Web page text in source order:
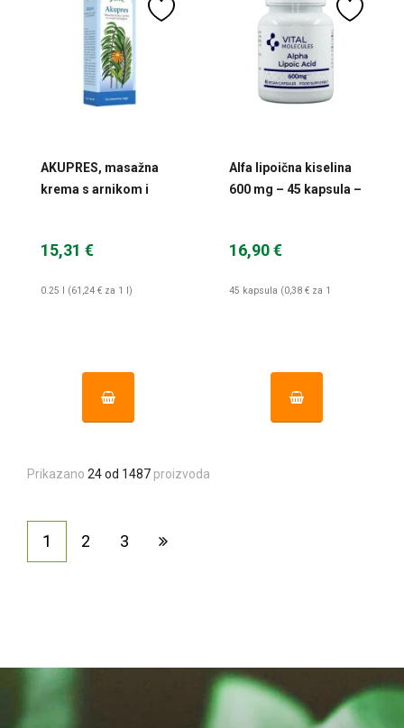
AKUPRES, masažna
krema s arnikom i
15,31 €
0.25 l (61,24 € za 1 l)
Alfa lipoična kiselina
600 mg – 45 kapsula –
16,90 €
45 kapsula (0,38 € za 1
Prikazano 24 od 1487 proizvoda
1 2 3